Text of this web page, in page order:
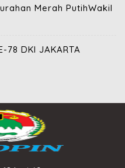
Merah PutihWakil
78 DKI JAKARTA